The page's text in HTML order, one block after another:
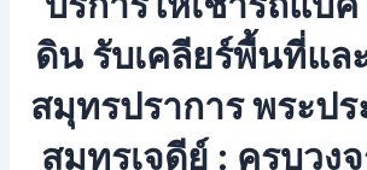
ดิน รับเคลียร์พื้นที่แล
สมุทรปราการ พระปร
สมุทรเจดีย์ : ครบวง